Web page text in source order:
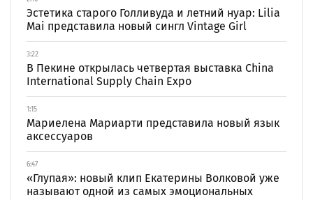
Эстетика старого Голливуда и летний нуар: Lilia
Mai представила новый сингл Vintage Girl
3:22
В Пекине открылась четвертая выставка China
International Supply Chain Expo
1:15
Мариелена Мариарти представила новый язык
аксессуаров
6:47
«Глупая»: новый клип Екатерины Волковой уже
называют одной из самых эмоциональных